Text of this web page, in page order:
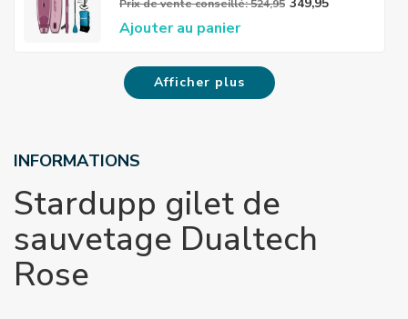
Prix ​​de vente conseillé: 524,95
Ajouter au panier
Afficher plus
INFORMATIONS
Stardupp gilet de
sauvetage Dualtech
Rose